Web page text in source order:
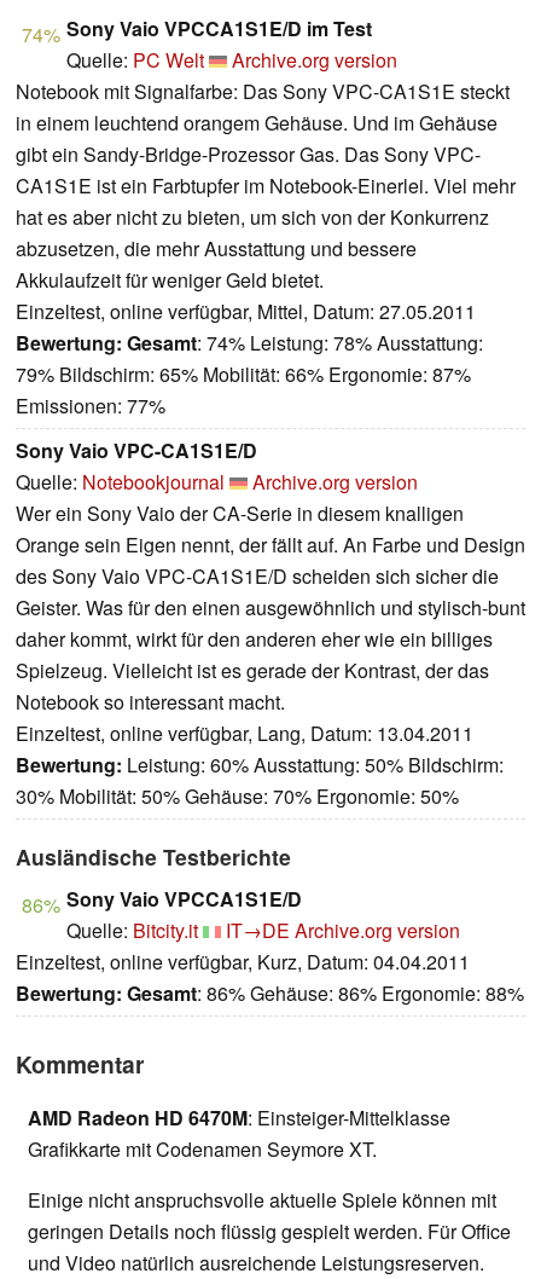
74% Sony Vaio VPCCA1S1E/D im Test
Quelle: PC Welt
Archive.org version
Notebook mit Signalfarbe: Das Sony VPC-CA1S1E steckt
in einem leuchtend orangem Gehäuse. Und im Gehäuse
gibt ein Sandy-Bridge-Prozessor Gas. Das Sony VPC-
CA1S1E ist ein Farbtupfer im Notebook-Einerlei. Viel mehr
hat es aber nicht zu bieten, um sich von der Konkurrenz
abzusetzen, die mehr Ausstattung und bessere
Akkulaufzeit für weniger Geld bietet.
Einzeltest, online verfügbar, Mittel, Datum: 27.05.2011
Bewertung: Gesamt: 74% Leistung: 78% Ausstattung:
79% Bildschirm: 65% Mobilität: 66% Ergonomie: 87%
Emissionen: 77%
Sony Vaio VPC-CA1S1E/D
Quelle: Notebookjournal
Archive.org version
Wer ein Sony Vaio der CA-Serie in diesem knalligen
Orange sein Eigen nennt, der fällt auf. An Farbe und Design
des Sony Vaio VPC-CA1S1E/D scheiden sich sicher die
Geister. Was für den einen ausgewöhnlich und stylisch-bunt
daher kommt, wirkt für den anderen eher wie ein billiges
Spielzeug. Vielleicht ist es gerade der Kontrast, der das
Notebook so interessant macht.
Einzeltest, online verfügbar, Lang, Datum: 13.04.2011
Bewertung: Leistung: 60% Ausstattung: 50% Bildschirm:
30% Mobilität: 50% Gehäuse: 70% Ergonomie: 50%
Ausländische Testberichte
86% Sony Vaio VPCCA1S1E/D
Quelle: Bitcity.it IT→DE Archive.org version
Einzeltest, online verfügbar, Kurz, Datum: 04.04.2011
Bewertung: Gesamt: 86% Gehäuse: 86% Ergonomie: 88%
Kommentar
AMD Radeon HD 6470M: Einsteiger-Mittelklasse
Grafikkarte mit Codenamen Seymore XT.
Einige nicht anspruchsvolle aktuelle Spiele können mit
geringen Details noch flüssig gespielt werden. Für Office
und Video natürlich ausreichende Leistungsreserven.